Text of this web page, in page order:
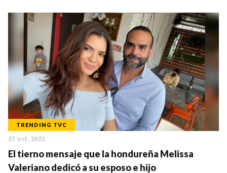
TRENDING TVC
27 oct. 2021
El tierno mensaje que la hondureña Melissa
Valeriano dedicó a su esposo e hijo